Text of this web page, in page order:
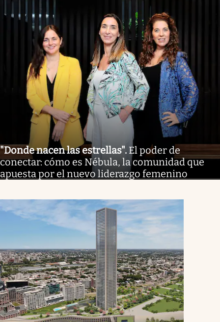
"Donde nacen las estrellas". El poder de
conectar: cómo es Nébula, la comunidad que
apuesta por el nuevo liderazgo femenino